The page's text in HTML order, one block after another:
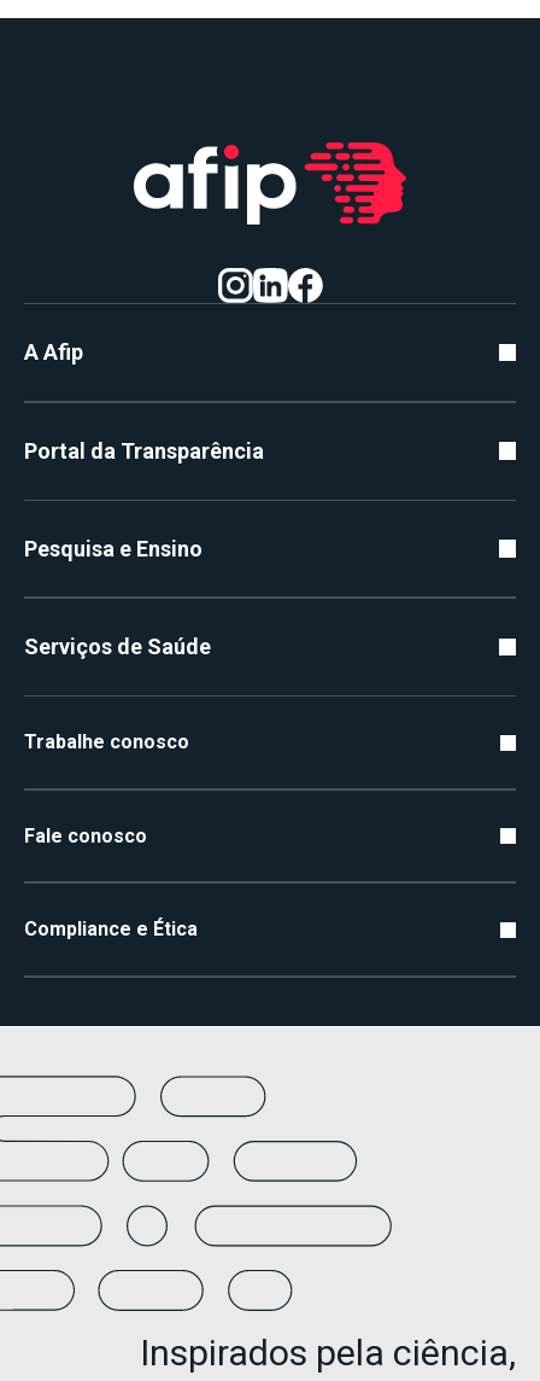
A Afip
Portal da Transparência
Pesquisa e Ensino
Serviços de Saúde
Trabalhe conosco
Fale conosco
Compliance e Ética
Inspirados pela ciência,